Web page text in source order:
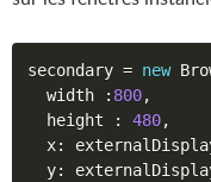
secondary = new
  width
: 800,
  height
: 480,
  x
:
  y
: